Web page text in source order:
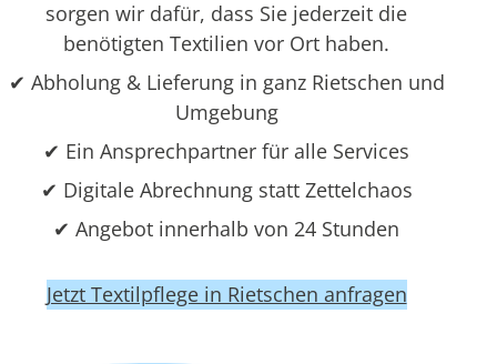
sorgen wir dafür, dass Sie jederzeit die
benötigten Textilien vor Ort haben.
✔ Abholung & Lieferung in ganz Rietschen und
Umgebung
✔ Ein Ansprechpartner für alle Services
✔ Digitale Abrechnung statt Zettelchaos
✔ Angebot innerhalb von 24 Stunden
Jetzt Textilpflege in Rietschen anfragen